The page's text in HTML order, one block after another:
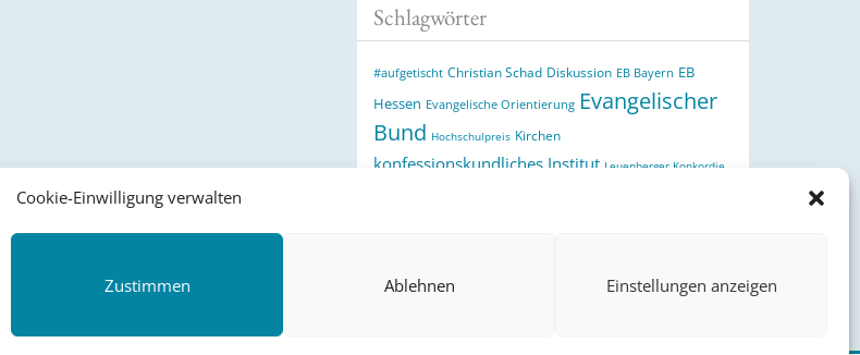
Cookie-Einwilligung verwalten
Zustimmen Ablehnen Einstellungen anzeigen
Schlagwörter
#aufgetischt Christian Schad Diskussion EB Bayern EB
Hessen Evangelische Orientierung Evangelischer
Bund Hochschulpreis Kirchen
konfessionskundliches Institut Leuenberger Konkordie